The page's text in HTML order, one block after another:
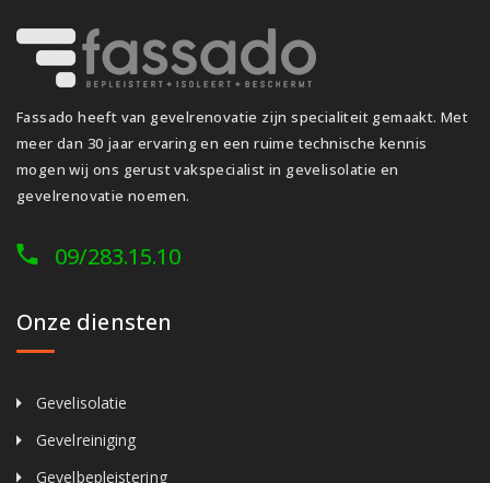
Fassado heeft van gevelrenovatie zijn specialiteit gemaakt. Met
meer dan 30 jaar ervaring en een ruime technische kennis
mogen wij ons gerust vakspecialist in gevelisolatie en
gevelrenovatie noemen.
09/283.15.10
Onze diensten
Gevelisolatie
Gevelreiniging
Gevelbepleistering